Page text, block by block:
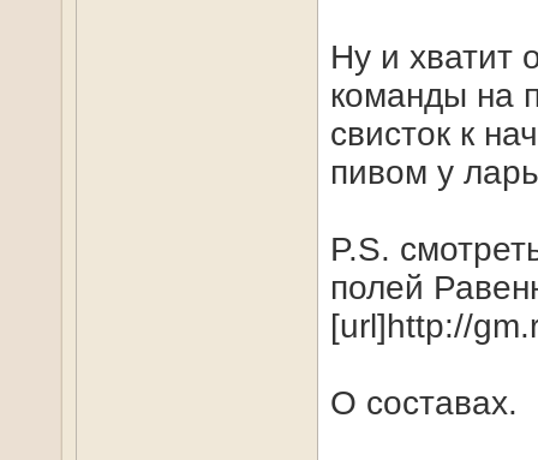
Ну и хватит
команды на
свисток к
пивом у
P.S.
полей
[url]http://
О составах.